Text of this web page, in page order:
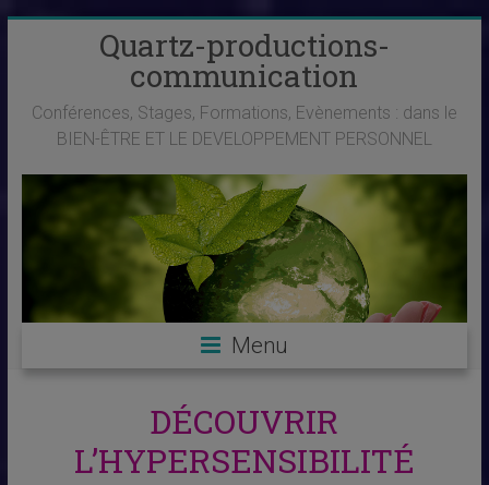
Quartz-productions-
communication
Conférences, Stages, Formations, Evènements : dans le
BIEN-ÊTRE ET LE DEVELOPPEMENT PERSONNEL
Menu
DÉCOUVRIR
L’HYPERSENSIBILITÉ